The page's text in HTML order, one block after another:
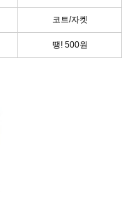
코트/자켓
땡! 500원